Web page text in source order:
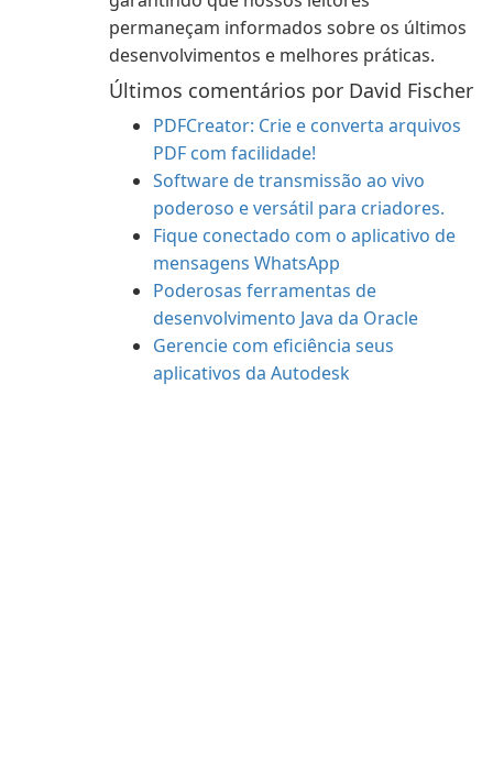
permaneçam informados sobre os últimos
desenvolvimentos e melhores práticas.
Últimos comentários por David Fischer
PDFCreator: Crie e converta arquivos
PDF com facilidade!
Software de transmissão ao vivo
poderoso e versátil para criadores.
Fique conectado com o aplicativo de
mensagens WhatsApp
Poderosas ferramentas de
desenvolvimento Java da Oracle
Gerencie com eficiência seus
aplicativos da Autodesk